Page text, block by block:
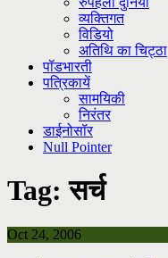
व्यक्तिगत
विडियो
अतिथि का चिट्ठा
पॉडभारती
पत्रिकायें
सामयिकी
निरंतर
डाईनोसॉर
Null Pointer
Tag:सर्च
Oct 24, 2006